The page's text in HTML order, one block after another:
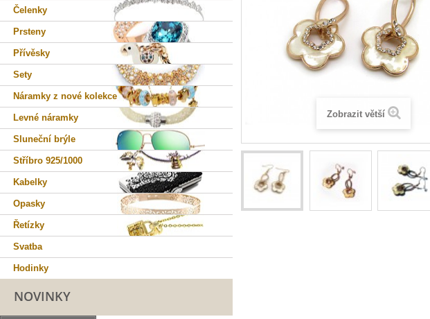
Čelenky
Prsteny
Přívěsky
Sety
Náramky z nové kolekce
Levné náramky
Sluneční brýle
Stříbro 925/1000
Kabelky
Opasky
Řetízky
Svatba
Hodinky
NOVINKY
Zobrazit větší